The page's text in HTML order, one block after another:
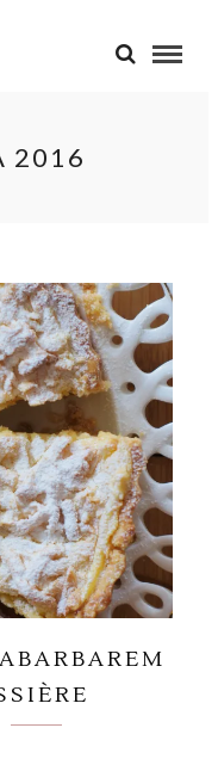
2016